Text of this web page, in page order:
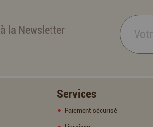
la Newsletter
Services
Paiement sécurisé